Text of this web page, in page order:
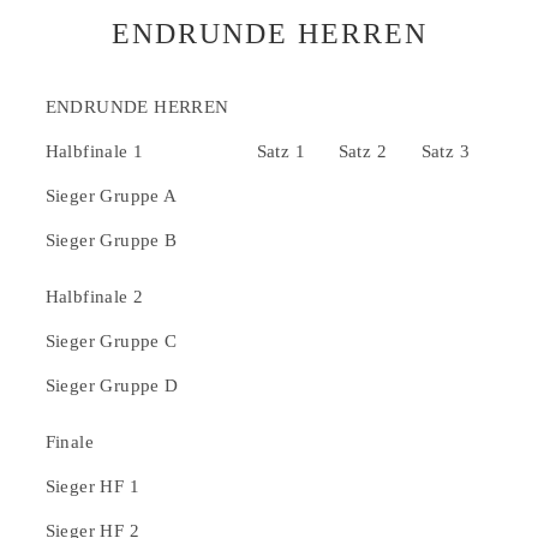
ENDRUNDE HERREN
ENDRUNDE HERREN
Halbfinale 1 Satz 1 Satz 2 Satz 3
Sieger Gruppe A
Sieger Gruppe B
Halbfinale 2
Sieger Gruppe C
Sieger Gruppe D
Finale
Sieger HF 1
Sieger HF 2